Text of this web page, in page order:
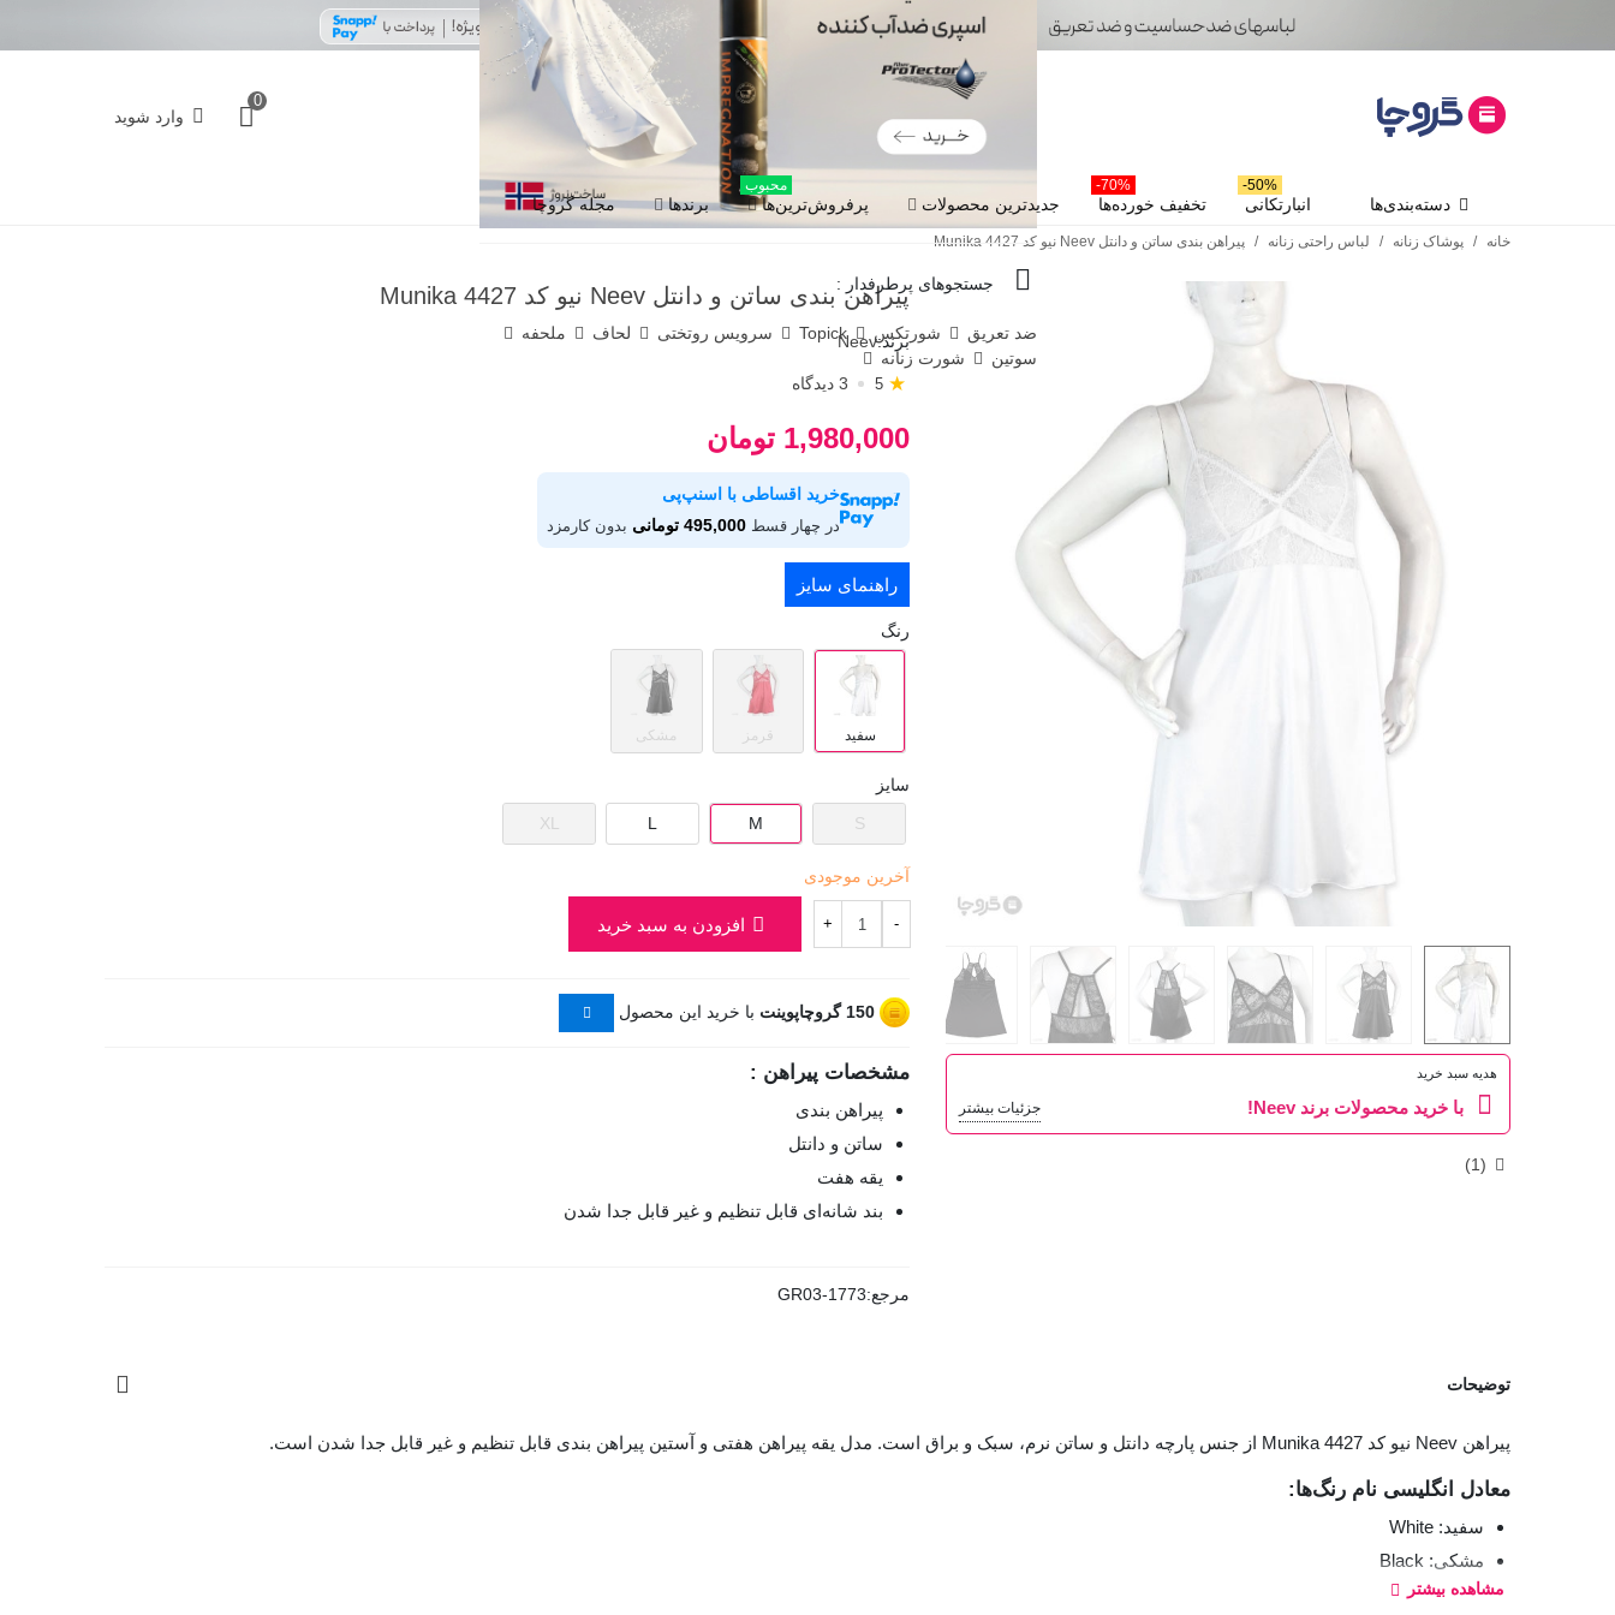
جستجوهای پرطرفدار :
ضد تعریق شورتکس Topick سرویس روتختی لحاف
ملحفه
سوتین
شورت زنانه
0
وارد شوید
دسته‌بندی‌ها انبارتکانی
50%-
تخفیف خورده‌ها
70%-
جدیدترین محصولات پرفروش‌ترین‌ها
محبوب
برندها مجله گروچا
خانه / پوشاک زنانه / لباس راحتی زنانه / پیراهن بندی ساتن و دانتل Neev نیو کد Munika 4427
هدیه سبد خرید
با خرید محصولات برند Neev! جزئیات بیشتر
(
1
)
پیراهن بندی ساتن و دانتل Neev نیو کد Munika 4427
برند:Neev
5 ★ 3 دیدگاه
1,980,000 تومان
خرید اقساطی با اسنپ‌پی
در چهار قسط 495,000 تومانی بدون کارمزد
راهنمای سایز
رنگ
سفید قرمز مشکی
سایز
S
M
L
XL
آخرین موجودی
-
+ افزودن به سبد خرید
150 گروچاپوینت با خرید این محصول
مشخصات پیراهن :
پیراهن بندی
ساتن و دانتل
یقه هفت
بند شانه‌ای قابل تنظیم و غیر قابل جدا شدن
مرجع:GR03-1773
توضیحات
پیراهن Neev نیو کد Munika 4427 از جنس پارچه دانتل و ساتن نرم، سبک و براق است. مدل یقه پیراهن هفتی و آستین پیراهن بندی قابل تنظیم و غیر قابل جدا شدن است.
معادل انگلیسی نام رنگ‌ها:
سفید: White
مشکی: Black
قرمز: Magnolia
مشاهده بیشتر